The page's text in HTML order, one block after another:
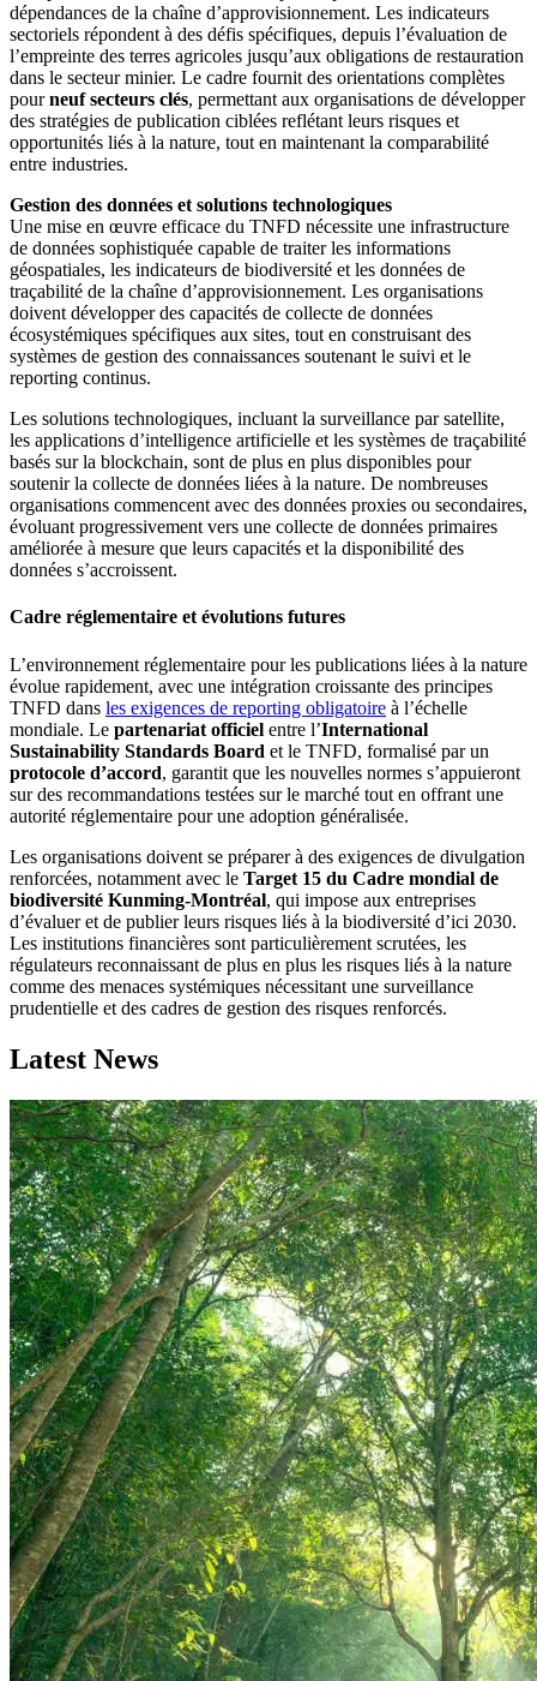
dépendances de la chaîne d’approvisionnement. Les indicateurs
sectoriels répondent à des défis spécifiques, depuis l’évaluation de
l’empreinte des terres agricoles jusqu’aux obligations de restauration
dans le secteur minier. Le cadre fournit des orientations complètes
pourneuf secteurs clés, permettant aux organisations de développer
des stratégies de publication ciblées reflétant leurs risques et
opportunités liés à la nature, tout en maintenant la comparabilité
entre industries.
Gestion des données et solutions technologiques
Une mise en œuvre efficace du TNFD nécessite une infrastructure
de données sophistiquée capable de traiter les informations
géospatiales, les indicateurs de biodiversité et les données de
traçabilité de la chaîne d’approvisionnement. Les organisations
doivent développer des capacités de collecte de données
écosystémiques spécifiques aux sites, tout en construisant des
systèmes de gestion des connaissances soutenant le suivi et le
reporting continus.
Les solutions technologiques, incluant la surveillance par satellite,
les applications d’intelligence artificielle et les systèmes de traçabilité
basés sur la blockchain, sont de plus en plus disponibles pour
soutenir la collecte de données liées à la nature. De nombreuses
organisations commencent avec des données proxies ou secondaires,
évoluant progressivement vers une collecte de données primaires
améliorée à mesure que leurs capacités et la disponibilité des
données s’accroissent.
Cadre réglementaire et évolutions futures
L’environnement réglementaire pour les publications liées à la nature
évolue rapidement, avec une intégration croissante des principes
TNFD dans les exigences de reporting obligatoire à l’échelle
mondiale. Le partenariat officiel entre l’International
Sustainability Standards Board et le TNFD, formalisé par un
protocole d’accord, garantit que les nouvelles normes s’appuieront
sur des recommandations testées sur le marché tout en offrant une
autorité réglementaire pour une adoption généralisée.
Les organisations doivent se préparer à des exigences de divulgation
renforcées, notamment avec le Target 15 du Cadre mondial de
biodiversité Kunming-Montréal, qui impose aux entreprises
d’évaluer et de publier leurs risques liés à la biodiversité d’ici 2030.
Les institutions financières sont particulièrement scrutées, les
régulateurs reconnaissant de plus en plus les risques liés à la nature
comme des menaces systémiques nécessitant une surveillance
prudentielle et des cadres de gestion des risques renforcés.
Latest News